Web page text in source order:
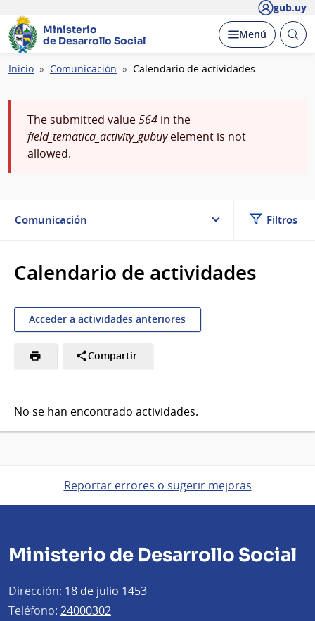
gub.uy
Ministerio
de Desarrollo Social
Desplegar
Menú Abrir
Ruta
navegación
Inicio Comunicación Calendario de actividades
Mensaje
de
The submitted value564 in the
field_tematica_activity_gubuyelement is not
allowed.
Comunicación Filtros
Calendario de actividades
Acceder a actividades anteriores
Compartir
No se han encontrado actividades.
Reportar errores o sugerir mejoras
Ministerio de Desarrollo Social
Dirección: 18 de julio 1453
Teléfono: 24000302